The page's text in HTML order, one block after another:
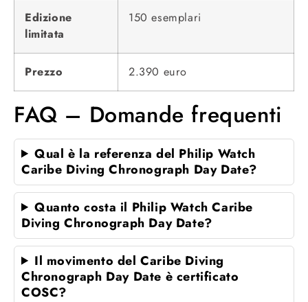
Edizione
limitata
150 esemplari
Prezzo 2.390 euro
FAQ – Domande frequenti
Qual è la referenza del Philip Watch
Caribe Diving Chronograph Day Date?
Quanto costa il Philip Watch Caribe
Diving Chronograph Day Date?
Il movimento del Caribe Diving
Chronograph Day Date è certificato
COSC?